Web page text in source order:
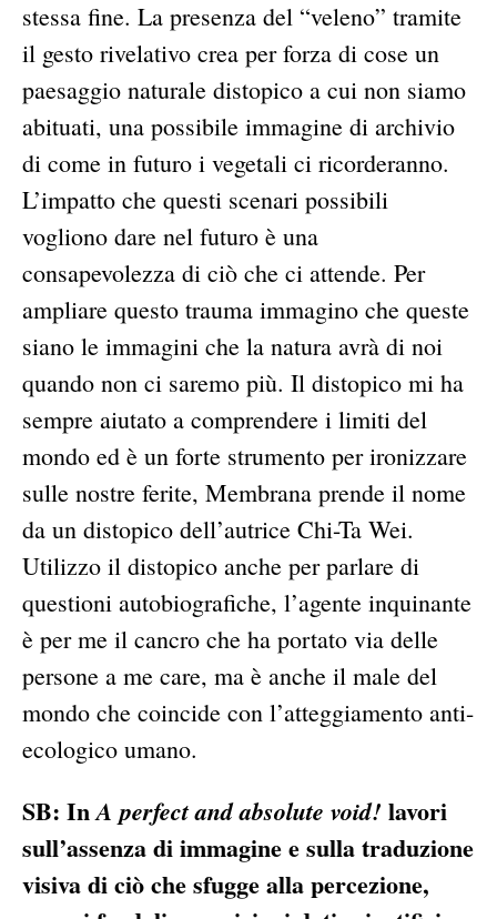
stessa fine. La presenza del “veleno” tramite
il gesto rivelativo crea per forza di cose un
paesaggio naturale distopico a cui non siamo
abituati, una possibile immagine di archivio
di come in futuro i vegetali ci ricorderanno.
L’impatto che questi scenari possibili
vogliono dare nel futuro è una
consapevolezza di ciò che ci attende. Per
ampliare questo trauma immagino che queste
siano le immagini che la natura avrà di noi
quando non ci saremo più. Il distopico mi ha
sempre aiutato a comprendere i limiti del
mondo ed è un forte strumento per ironizzare
sulle nostre ferite, Membrana prende il nome
da un distopico dell’autrice Chi-Ta Wei.
Utilizzo il distopico anche per parlare di
questioni autobiografiche, l’agente inquinante
è per me il cancro che ha portato via delle
persone a me care, ma è anche il male del
mondo che coincide con l’atteggiamento anti-
ecologico umano.
SB: InA perfect and absolute void! lavori
sull’assenza di immagine e sulla traduzione
visiva di ciò che sfugge alla percezione,